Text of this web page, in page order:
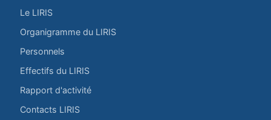
Le LIRIS
Organigramme du LIRIS
Personnels
Effectifs du LIRIS
Rapport d'activité
Contacts LIRIS